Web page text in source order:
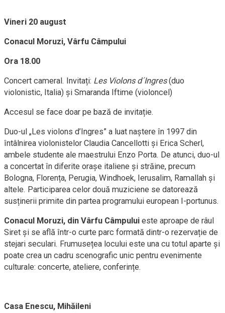
Vineri 20 august
Conacul Moruzi, Vârfu Câmpului
Ora 18.00
Concert cameral. Invitați: Les Violons d´Ingres(duo
violonistic, Italia) și Smaranda Iftime (violoncel)
Accesul se face doar pe bază de invitație.
Duo-ul „Les violons d’Ingres” a luat naștere în 1997 din
întâlnirea violonistelor Claudia Cancellotti și Erica Scherl,
ambele studente ale maestrului Enzo Porta. De atunci, duo-ul
a concertat în diferite orașe italiene și străine, precum
Bologna, Florența, Perugia, Windhoek, Ierusalim, Ramallah și
altele. Participarea celor două muziciene se datorează
susținerii primite din partea programului european I-portunus.
Conacul Moruzi, din Vârfu Câmpului este aproape de râul
Siret și se află într-o curte parc formată dintr-o rezervație de
stejari seculari. Frumusețea locului este una cu totul aparte și
poate crea un cadru scenografic unic pentru evenimente
culturale: concerte, ateliere, conferințe.
Casa Enescu, Mihăileni